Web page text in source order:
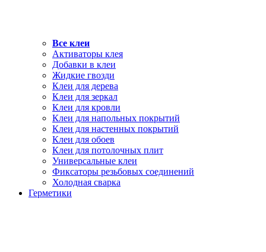
Все клеи
Активаторы клея
Добавки в клеи
Жидкие гвозди
Клеи для дерева
Клеи для зеркал
Клеи для кровли
Клеи для напольных покрытий
Клеи для настенных покрытий
Клеи для обоев
Клеи для потолочных плит
Универсальные клеи
Фиксаторы резьбовых соединений
Холодная сварка
Герметики